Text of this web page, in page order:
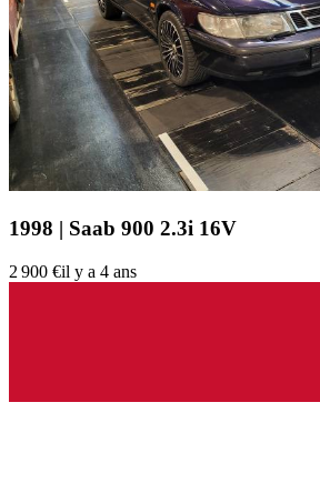
1998 | Saab 900 2.3i 16V
2 900 €il y a 4 ans